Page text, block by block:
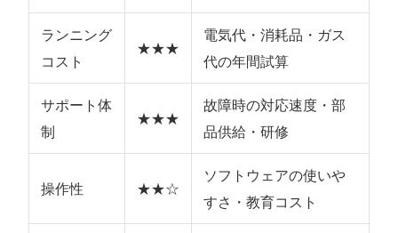
ランニング
コスト
★★★
電気代・消耗品・ガス
代の年間試算
サポート体
制
★★★
故障時の対応速度・部
品供給・研修
操作性 ★★☆
ソフトウェアの使いや
すさ・教育コスト